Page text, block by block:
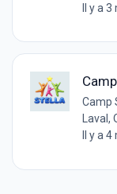
Il y a
Camp
Il y a